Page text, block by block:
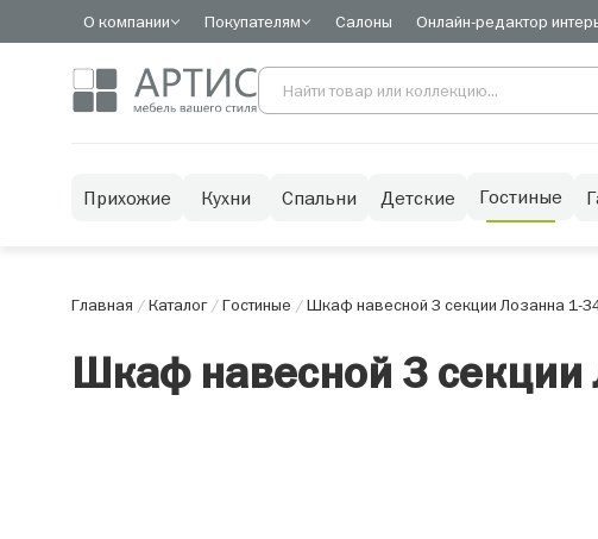
О компании Покупателям Салоны Онлайн-редактор
Прихожие Кухни Спальни Детские Гостиные
Главная /Каталог/Гостиные /Шкаф навесной 3 секции Лозанна 1-
Шкаф навесной 3 секции